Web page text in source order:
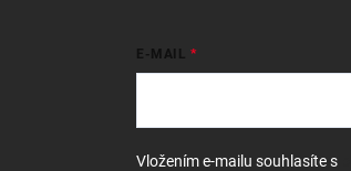
E-MAIL
Vložením e-mailu souhlasíte s